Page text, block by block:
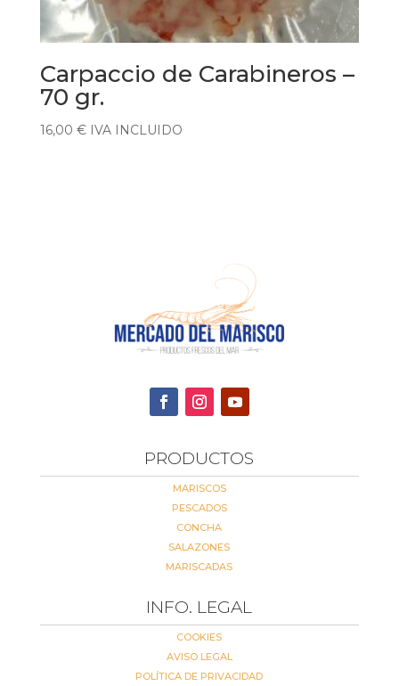
Carpaccio de Carabineros –
70 gr.
16,00 € IVA INCLUIDO
PRODUCTOS
MARISCOS
PESCADOS
CONCHA
SALAZONES
MARISCADAS
INFO. LEGAL
COOKIES
AVISO LEGAL
POLÍTICA DE PRIVACIDAD